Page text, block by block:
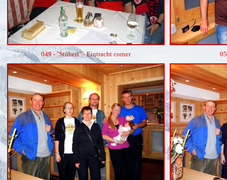
049 - "Stüberl" - Eintracht corner